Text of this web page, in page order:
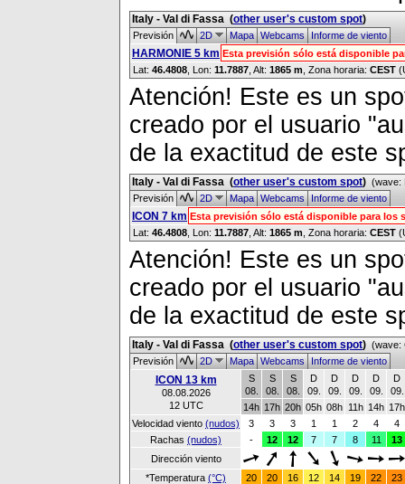
Italy - Val di Fassa (other user's custom spot)
Previsión 2D MapaWebcamsInforme de viento
HARMONIE 5 km Esta previsión sólo está disponible
Lat: 46.4808 , Lon: 11.7887 Alt: 1865 m , Zona horaria: CEST
Atención! Este es un
creado por el usuario
de la exactitud de este
Italy - Val di Fassa (other user's custom spot) (wave:
Previsión
2D MapaWebcamsInforme de viento
ICON 7 km Esta previsión sólo está disponible para los
Lat: 46.4808 , Lon: 11.7887 Alt: 1865 m , Zona horaria: CEST
Atención! Este es un
creado por el usuario
de la exactitud de este
Italy - Val di Fassa (other user's custom spot) (wave:
Previsión
2D MapaWebcamsInforme de viento
ICON 13 km
08.08.2026
12 UTC
S
08.
S
08.
S
08.
D
09.
D
09.
D
09.
D
09.
D
09.
14h 17h 20h 05h 08h 11h 14h 17h
Velocidad viento (nudos) 3 3 3 1 1 2 4
4
Rachas (nudos) - 12 12 7 7 8 11
13
Dirección viento
*Temperatura (°C) 20 20 16 12 14 19 22 23